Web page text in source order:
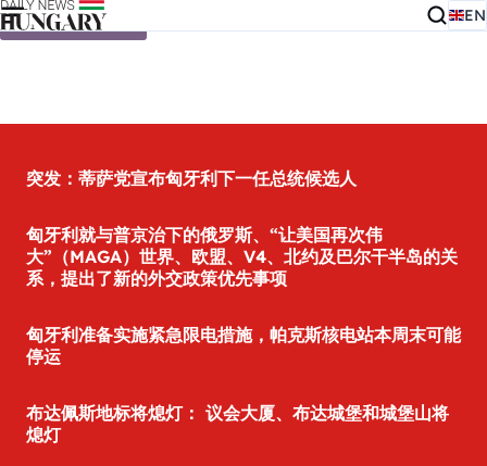
Skip to content EN
突发：蒂萨党宣布匈牙利下一任总统候选人
匈牙利就与普京治下的俄罗斯、“让美国再次伟
大”（MAGA）世界、欧盟、V4、北约及巴尔干半岛的关
系，提出了新的外交政策优先事项
匈牙利准备实施紧急限电措施，帕克斯核电站本周末可能
停运
布达佩斯地标将熄灯： 议会大厦、布达城堡和城堡山将
熄灯